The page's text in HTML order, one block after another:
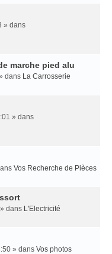
» dans
marche pied alu
dans La Carrosserie
» dans
Vos Recherche de Pièces
dans L'Electricité
» dans Vos photos